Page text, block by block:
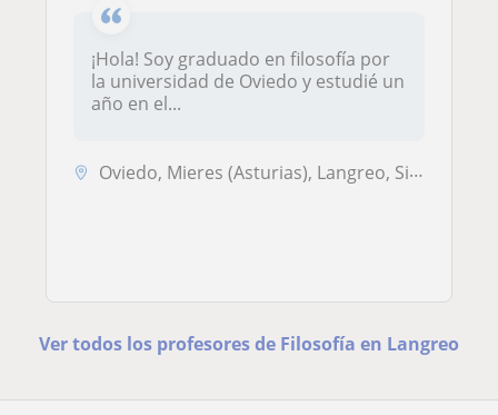
¡Hola! Soy graduado en filosofía por
la universidad de Oviedo y estudié un
año en el...
Oviedo, Mieres (Asturias), Langreo, Siero
Ver todos los profesores de Filosofía en Langreo